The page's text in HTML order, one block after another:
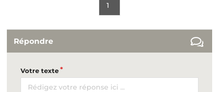
1
Répondre
Votre texte